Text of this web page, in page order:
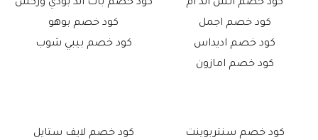
كود خصم اتش اند ام
كود خصم اجمل
كود خصم اديداس
كود خصم امازون
كود خصم باث اند بودي وركس
كود خصم بوهو
كود خصم بيبي شوب
كود خصم سنتربوينت
كود خصم لايف ستايل